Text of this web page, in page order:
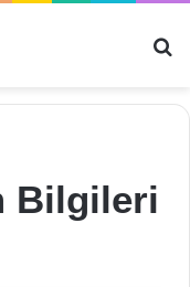
Bilgileri